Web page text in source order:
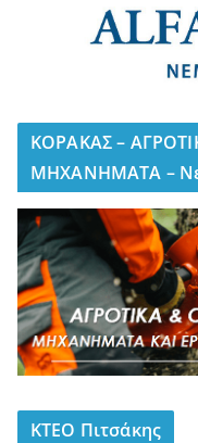
ΚΟΡΑΚΑΣ –
ΜΗΧΑΝΗΜΑΤΑ –
ΚΤΕΟ Πιτσάκης